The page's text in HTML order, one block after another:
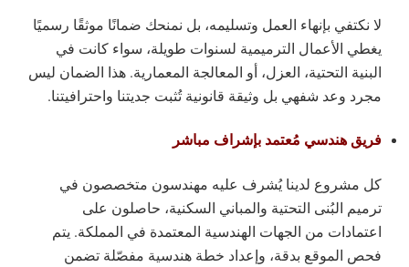
لا نكتفي بإنهاء العمل وتسليمه، بل نمنحك ضمانًا موثقًا رسميًا
يغطي الأعمال الترميمية لسنوات طويلة، سواء كانت في
البنية التحتية، العزل، أو المعالجة المعمارية. هذا الضمان ليس
مجرد وعد شفهي بل وثيقة قانونية تُثبت جديتنا واحترافيتنا.
فريق هندسي مُعتمد بإشراف مباشر
كل مشروع لدينا يُشرف عليه مهندسون متخصصون في
ترميم البُنى التحتية والمباني السكنية، حاصلون على
اعتمادات من الجهات الهندسية المعتمدة في المملكة. يتم
فحص الموقع بدقة، وإعداد خطة هندسية مفصّلة تضمن